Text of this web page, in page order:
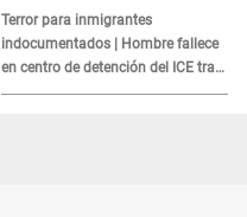
es?
Terror para inmigrantes
indocumentados | Hombre fallece
en centro de detención del ICE tras
sufrir una "emergencia médica"